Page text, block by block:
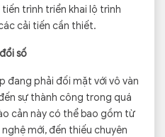
trình triển khai lộ trình
cải tiến cần thiết.
số
đang phải đối mặt với vô vàn
sự thành công trong quá
cản này có thể bao gồm từ
mới, đến thiếu chuyên